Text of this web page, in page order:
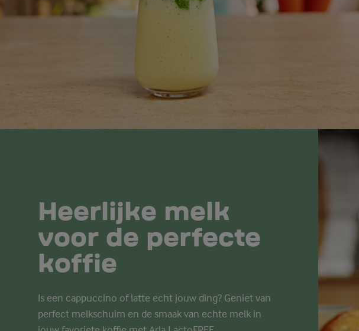
Heerlijke melk
voor de perfecte
koffie
Is een cappuccino of latte echt jouw ding? Geniet van
perfect melkschuim en de smaak van echte melk in